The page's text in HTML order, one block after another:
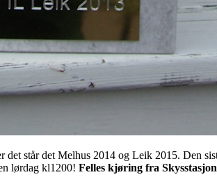
står det Melhus 2014 og Leik 2015. Den
lørdag kl1200! Felles kjøring fra